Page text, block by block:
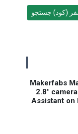
(کود) جستجو
Makerfabs
2.8"
Assistant